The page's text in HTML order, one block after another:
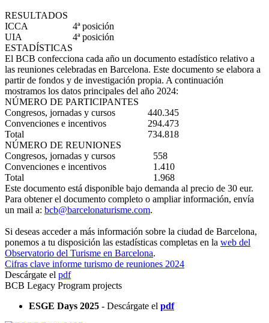
RESULTADOS
ICCA
4ª posición
UIA
4ª posición
ESTADÍSTICAS
El BCB confecciona cada año un documento estadístico relativo a
las reuniones celebradas en Barcelona. Este documento se elabora a
partir de fondos y de investigación propia. A continuación
mostramos los datos principales del año 2024:
NÚMERO DE PARTICIPANTES
Congresos, jornadas y cursos
440.345
Convenciones e incentivos
294.473
Total
734.818
NÚMERO DE REUNIONES
Congresos, jornadas y cursos
558
Convenciones e incentivos
1.410
Total
1.968
Este documento está disponible bajo demanda al precio de 30 eur.
Para obtener el documento completo o ampliar información, envía
un mail a: bcb@barcelonaturisme.com.
Si deseas acceder a más información sobre la ciudad de Barcelona,
ponemos a tu disposición las estadísticas completas en la web del
Observatorio del Turisme en Barcelona.
Cifras clave informe turismo de reuniones 2024
Descárgate el pdf
BCB Legacy Program projects
ESGE Days 2025 - Descárgate el pdf